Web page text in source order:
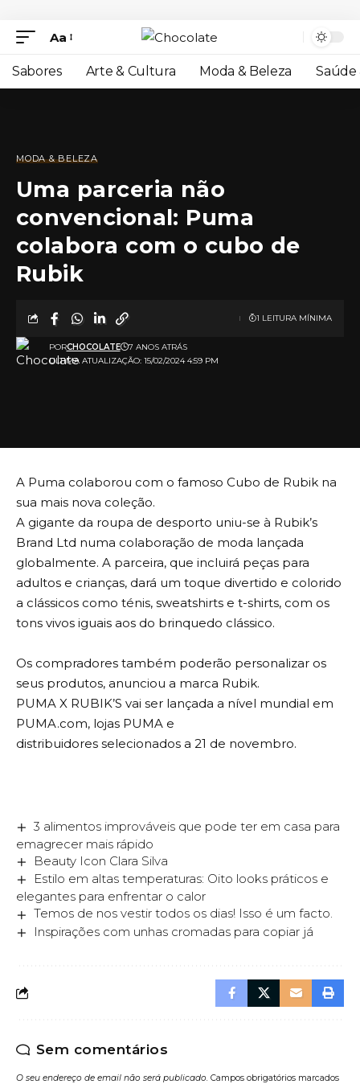
Aa
Sabores Arte & Cultura Moda & Beleza Saúde
MODA & BELEZA
Uma parceria não
convencional: Puma
colabora com o cubo de
Rubik
ULTIMA ATUALIZAÇÃO: 15/02/2024 4:59 PM
PORCHOCOLATE 7 ANOS ATRÁS
1 LEITURA MÍNIMA
A Puma colaborou com o famoso Cubo de Rubik na
sua mais nova coleção.
A gigante da roupa de desporto uniu-se à Rubik’s
Brand Ltd numa colaboração de moda lançada
globalmente. A parceira, que incluirá peças para
adultos e crianças, dará um toque divertido e colorido
a clássicos como ténis, sweatshirts e t-shirts, com os
tons vivos iguais aos do brinquedo clássico.
Os compradores também poderão personalizar os
seus produtos, anunciou a marca Rubik.
PUMA X RUBIK’S vai ser lançada a nível mundial em
PUMA.com, lojas PUMA e
distribuidores selecionados a 21 de novembro.
3 alimentos improváveis que pode ter em casa para
emagrecer mais rápido
Beauty Icon Clara Silva
Estilo em altas temperaturas: Oito looks práticos e
elegantes para enfrentar o calor
Temos de nos vestir todos os dias! Isso é um facto.
Inspirações com unhas cromadas para copiar já
Sem comentários
O seu endereço de email não será publicado. Campos obrigatórios marcados